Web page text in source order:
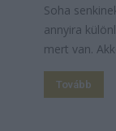
Soha
annyira
mert van.
Tovább